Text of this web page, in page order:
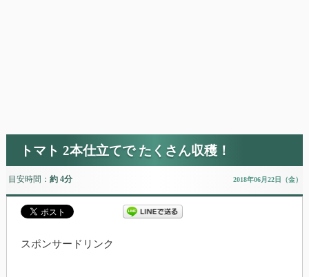
トマト 2本仕立てで たくさん収穫！
目安時間： 約 4分 2018年06月22日（金）
スポンサードリンク